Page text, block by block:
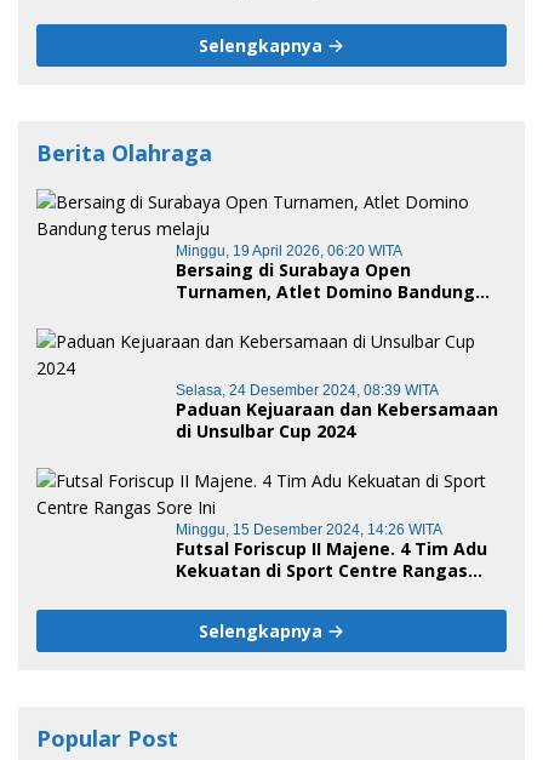
Selengkapnya
Berita Olahraga
Minggu, 19 April 2026, 06:20 WITA
Bersaing di Surabaya Open
Turnamen, Atlet Domino Bandung
Selasa, 24 Desember 2024, 08:39 WITA
Paduan Kejuaraan dan Kebersamaan
di Unsulbar Cup 2024
Minggu, 15 Desember 2024, 14:26 WITA
Futsal Foriscup II Majene. 4 Tim Adu
Kekuatan di Sport Centre Rangas
Selengkapnya
Popular Post